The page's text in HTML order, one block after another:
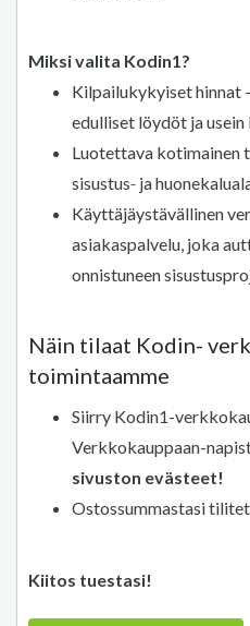
Miksi valita Kodin1?
Kilpailukykyiset hinnat
edulliset löydöt ja
Luotettava kotimainen
sisustus‑ ja
Käyttäjäystävällinen
asiakaspalvelu, joka
onnistuneen
Näin tilaat Kodin-
toimintaamme
Siirry Kodin1-
Verkkokauppaan-
sivuston evästeet!
Ostossummastasi
Kiitos tuestasi!